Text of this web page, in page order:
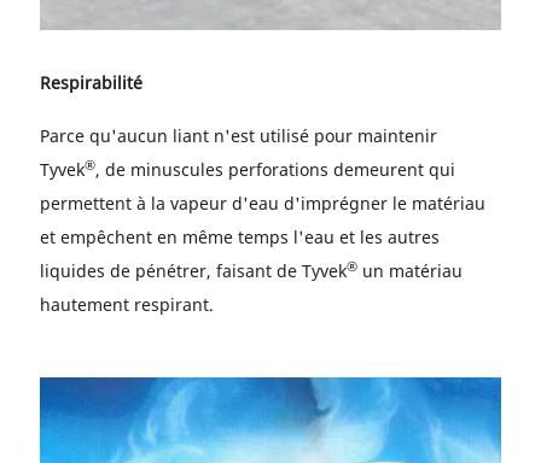
Respirabilité
Parce qu'aucun liant n'est utilisé pour maintenir
Tyvek®, de minuscules perforations demeurent qui
permettent à la vapeur d'eau d'imprégner le matériau
et empêchent en même temps l'eau et les autres
liquides de pénétrer, faisant de Tyvek® un matériau
hautement respirant.